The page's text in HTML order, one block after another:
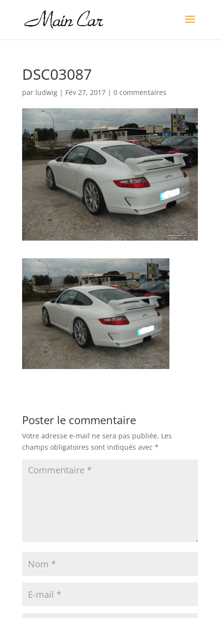
DSC03087
par ludwig| Fév 27, 2017| 0 commentaires
Poster le commentaire
Votre adresse e-mail ne sera pas publiée. Les
champs obligatoires sont indiqués avec *